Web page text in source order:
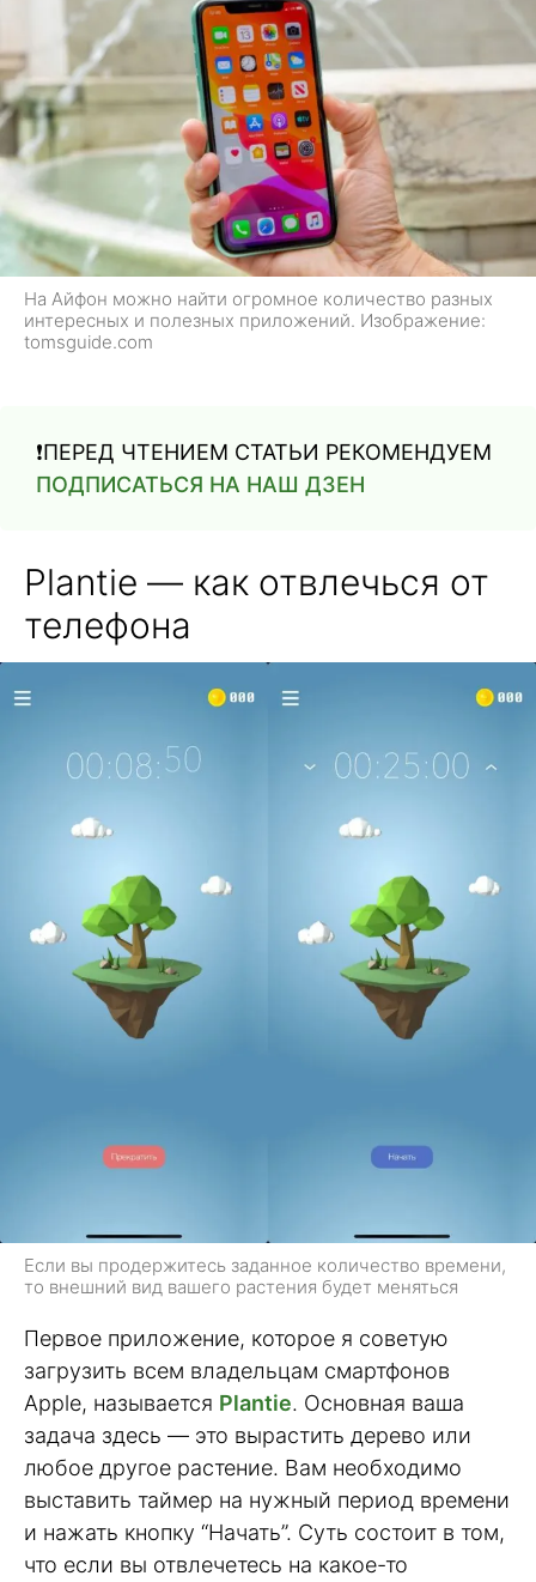
На Айфон можно найти огромное количество разных
интересных и полезных приложений. Изображение:
tomsguide.com
❗️ПЕРЕД ЧТЕНИЕМ СТАТЬИ РЕКОМЕНДУЕМ
ПОДПИСАТЬСЯ НА НАШ ДЗЕН
Plantie — как отвлечься от
телефона
Если вы продержитесь заданное количество времени,
то внешний вид вашего растения будет меняться
Первое приложение, которое я советую
загрузить всем владельцам смартфонов
Apple, называется Plantie. Основная ваша
задача здесь — это вырастить дерево или
любое другое растение. Вам необходимо
выставить таймер на нужный период времени
и нажать кнопку “Начать”. Суть состоит в том,
что если вы отвлечетесь на какое-то